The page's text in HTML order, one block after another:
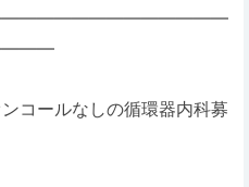
コールなしの循環器内科募